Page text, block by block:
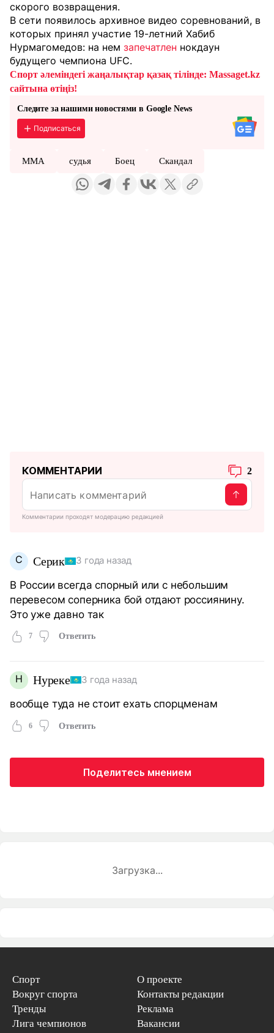
скорого возвращения.
В сети появилось архивное видео соревнований, в
которых принял участие 19-летний Хабиб
Нурмагомедов: на нем запечатлен нокдаун
будущего чемпиона UFC.
Спорт әлеміндегі жаңалықтар қазақ тілінде: Massaget.kz
сайтына өтіңіз!
Следите за нашими новостями в Google News
Подписаться
ММА судья Боец Скандал
КОММЕНТАРИИ 2
Комментарии проходят модерацию редакцией
С Серик 3 года назад
В России всегда спорный или с небольшим
перевесом соперника бой отдают россиянину.
Это уже давно так
7 Ответить
Н Нуреке 3 года назад
вообще туда не стоит ехать спорцменам
6 Ответить
Поделитесь мнением
Загрузка...
Спорт
Вокруг спорта
Тренды
Лига чемпионов
О проекте
Контакты редакции
Реклама
Вакансии